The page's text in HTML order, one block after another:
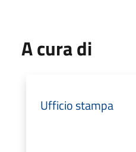
A cura di
Ufficio stampa